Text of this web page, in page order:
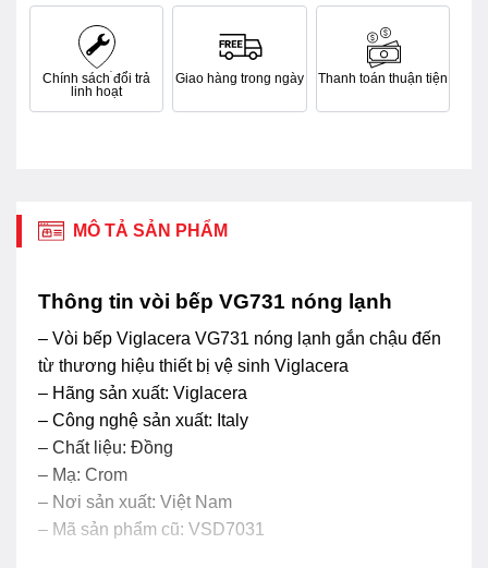
Chính sách đổi trả
linh hoạt
Giao hàng trong ngày Thanh toán thuận tiện
MÔ TẢ SẢN PHẨM
Thông tin vòi bếp VG731 nóng lạnh
– Vòi bếp Viglacera VG731 nóng lạnh gắn chậu đến
từ thương hiệu thiết bị vệ sinh Viglacera
– Hãng sản xuất: Viglacera
– Công nghệ sản xuất: Italy
– Chất liệu: Đồng
– Mạ: Crom
– Nơi sản xuất: Việt Nam
– Mã sản phẩm cũ: VSD7031